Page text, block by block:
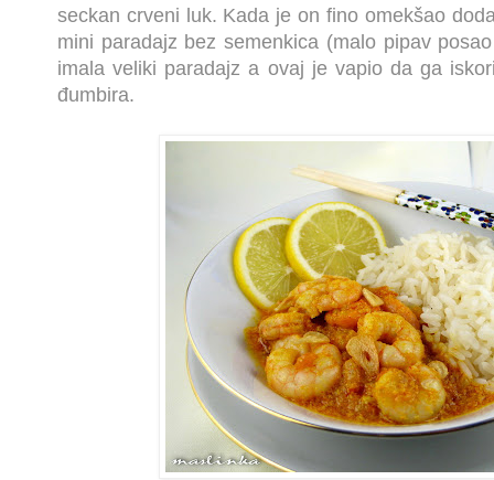
seckan crveni luk. Kada je on fino omekšao
mini paradajz bez semenkica (malo pipav
imala veliki paradajz a ovaj je vapio da ga
đumbira.